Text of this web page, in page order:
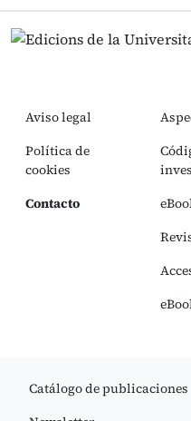
Aviso legal
Política de
cookies
Contacto
Catálogo de publicaciones